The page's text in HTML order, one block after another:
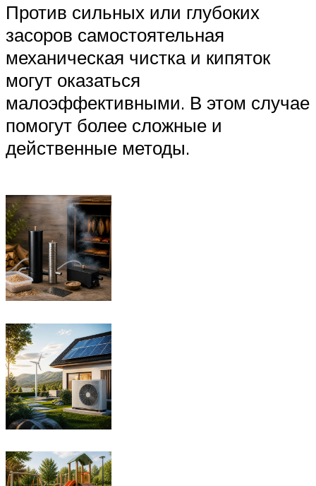
Против сильных или глубоких
засоров самостоятельная
механическая чистка и кипяток
могут оказаться
малоэффективными. В этом случае
помогут более сложные и
действенные методы.